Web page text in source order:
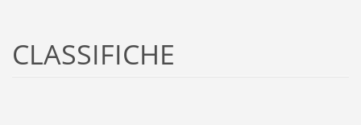
CLASSIFICHE